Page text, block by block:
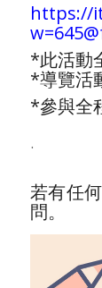
https://
*此活動
*導覽活
*參與全
.
若有任
問。